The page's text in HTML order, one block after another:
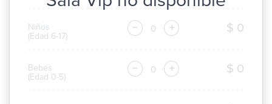
Niños
(Edad 6-17)
− + $ 0
Bebés
(Edad 0-5)
− + $ 0